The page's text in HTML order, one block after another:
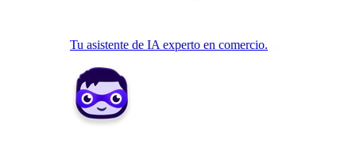
Tu asistente de IA experto en comercio.